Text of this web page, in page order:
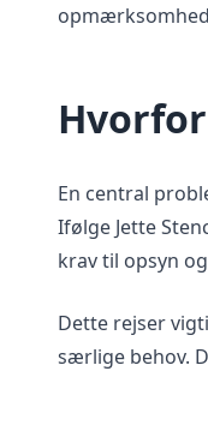
En central
Ifølge Jette
krav til opsyn
Dette rejser
særlige behov.